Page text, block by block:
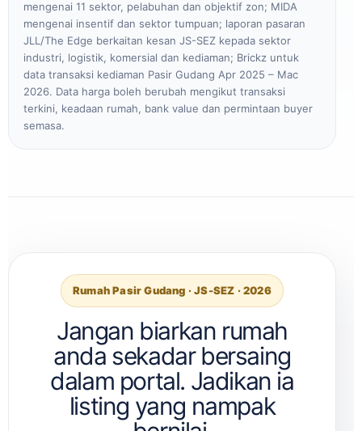
mengenai 11 sektor, pelabuhan dan objektif zon; MIDA
mengenai insentif dan sektor tumpuan; laporan pasaran
JLL/The Edge berkaitan kesan JS-SEZ kepada sektor
industri, logistik, komersial dan kediaman; Brickz untuk
data transaksi kediaman Pasir Gudang Apr 2025 – Mac
2026. Data harga boleh berubah mengikut transaksi
terkini, keadaan rumah, bank value dan permintaan buyer
semasa.
Rumah Pasir Gudang · JS-SEZ · 2026
Jangan biarkan rumah
anda sekadar bersaing
dalam portal. Jadikan ia
listing yang nampak